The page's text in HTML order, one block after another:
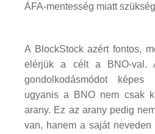
ÁFA-mentesség miatt
A BlockStock azért fontos,
elérjük a célt a BNO-val.
gondolkodásmódot
ugyanis a BNO nem csak
arany. Ez az arany pedig
van, hanem a saját